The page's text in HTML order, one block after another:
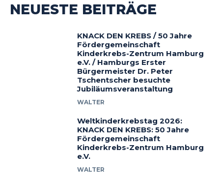
NEUESTE BEITRÄGE
KNACK DEN KREBS / 50 Jahre
Fördergemeinschaft
Kinderkrebs-Zentrum Hamburg
e.V. / Hamburgs Erster
Bürgermeister Dr. Peter
Tschentscher besuchte
Jubiläumsveranstaltung
WALTER
Weltkinderkrebstag 2026:
KNACK DEN KREBS: 50 Jahre
Fördergemeinschaft
Kinderkrebs-Zentrum Hamburg
e.V.
WALTER